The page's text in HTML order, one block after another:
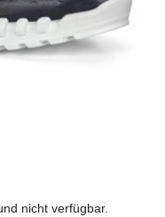
nicht verfügbar.